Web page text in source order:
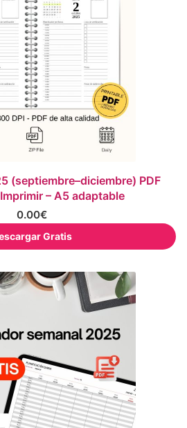
(septiembre–diciembre) PDF
– A5 adaptable
0.00€
Gratis